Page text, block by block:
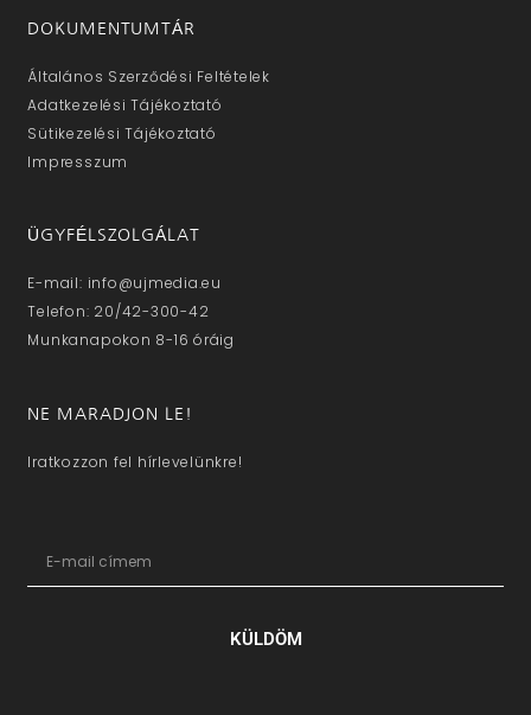
DOKUMENTUMTÁR
Általános Szerződési Feltételek
Adatkezelési Tájékoztató
Sütikezelési Tájékoztató
Impresszum
ÜGYFÉLSZOLGÁLAT
E-mail: info@ujmedia.eu
Telefon: 20/42-300-42
Munkanapokon 8-16 óráig
NE MARADJON LE!
Iratkozzon fel hírlevelünkre!
KÜLDÖM